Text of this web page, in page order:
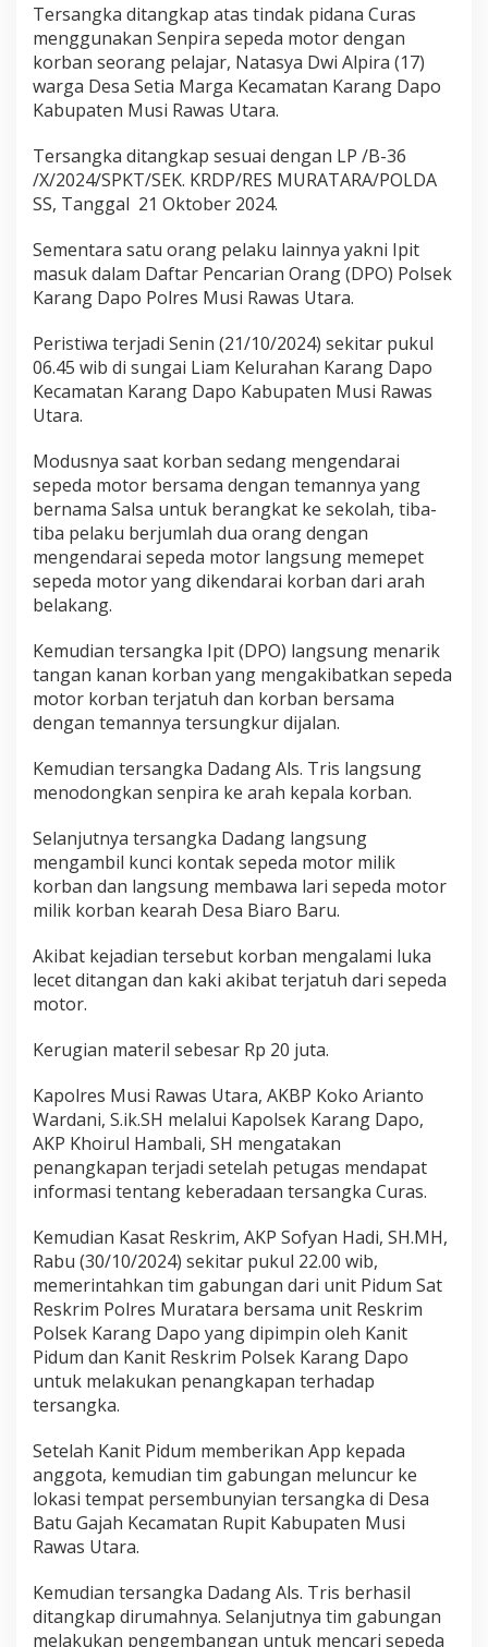
a
r
a
e
r
a
m
a
R
s
k
r
m
P
o
l
K
a
r
a
D
o
e
n
g
n
T
i
a
h
P
a
n
s
Tersangka ditangkap atas tindak pidana Curas
menggunakan Senpira sepeda motor dengan
korban seorang pelajar, Natasya Dwi Alpira (17)
warga Desa Setia Marga Kecamatan Karang Dapo
Kabupaten Musi Rawas Utara.
Tersangka ditangkap sesuai dengan LP /B-36
/X/2024/SPKT/SEK. KRDP/RES MURATARA/POLDA
SS, Tanggal 21 Oktober 2024.
Sementara satu orang pelaku lainnya yakni Ipit
masuk dalam Daftar Pencarian Orang (DPO) Polsek
Karang Dapo Polres Musi Rawas Utara.
Peristiwa terjadi Senin (21/10/2024) sekitar pukul
06.45 wib di sungai Liam Kelurahan Karang Dapo
Kecamatan Karang Dapo Kabupaten Musi Rawas
Utara.
Modusnya saat korban sedang mengendarai
sepeda motor bersama dengan temannya yang
bernama Salsa untuk berangkat ke sekolah, tiba-
tiba pelaku berjumlah dua orang dengan
mengendarai sepeda motor langsung memepet
sepeda motor yang dikendarai korban dari arah
belakang.
Kemudian tersangka Ipit (DPO) langsung menarik
tangan kanan korban yang mengakibatkan sepeda
motor korban terjatuh dan korban bersama
dengan temannya tersungkur dijalan.
Kemudian tersangka Dadang Als. Tris langsung
menodongkan senpira ke arah kepala korban.
Selanjutnya tersangka Dadang langsung
mengambil kunci kontak sepeda motor milik
korban dan langsung membawa lari sepeda motor
milik korban kearah Desa Biaro Baru.
Akibat kejadian tersebut korban mengalami luka
lecet ditangan dan kaki akibat terjatuh dari sepeda
motor.
Kerugian materil sebesar Rp 20 juta.
Kapolres Musi Rawas Utara, AKBP Koko Arianto
Wardani, S.ik.SH melalui Kapolsek Karang Dapo,
AKP Khoirul Hambali, SH mengatakan
penangkapan terjadi setelah petugas mendapat
informasi tentang keberadaan tersangka Curas.
Kemudian Kasat Reskrim, AKP Sofyan Hadi, SH.MH,
Rabu (30/10/2024) sekitar pukul 22.00 wib,
memerintahkan tim gabungan dari unit Pidum Sat
Reskrim Polres Muratara bersama unit Reskrim
Polsek Karang Dapo yang dipimpin oleh Kanit
Pidum dan Kanit Reskrim Polsek Karang Dapo
untuk melakukan penangkapan terhadap
tersangka.
Setelah Kanit Pidum memberikan App kepada
anggota, kemudian tim gabungan meluncur ke
lokasi tempat persembunyian tersangka di Desa
Batu Gajah Kecamatan Rupit Kabupaten Musi
Rawas Utara.
Kemudian tersangka Dadang Als. Tris berhasil
ditangkap dirumahnya. Selanjutnya tim gabungan
melakukan pengembangan untuk mencari sepeda